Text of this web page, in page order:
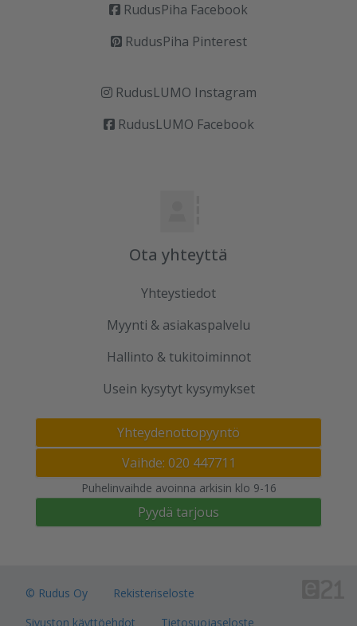
RudusPiha Facebook
RudusPiha Pinterest
RudusLUMO Instagram
RudusLUMO Facebook
Ota yhteyttä
Yhteystiedot
Myynti & asiakaspalvelu
Hallinto & tukitoiminnot
Usein kysytyt kysymykset
Yhteydenottopyyntö
Vaihde: 020 447711
Puhelinvaihde avoinna arkisin klo 9-16
Pyydä tarjous
© Rudus Oy
Rekisteriseloste
Sivuston käyttöehdot
Tietosuojaseloste